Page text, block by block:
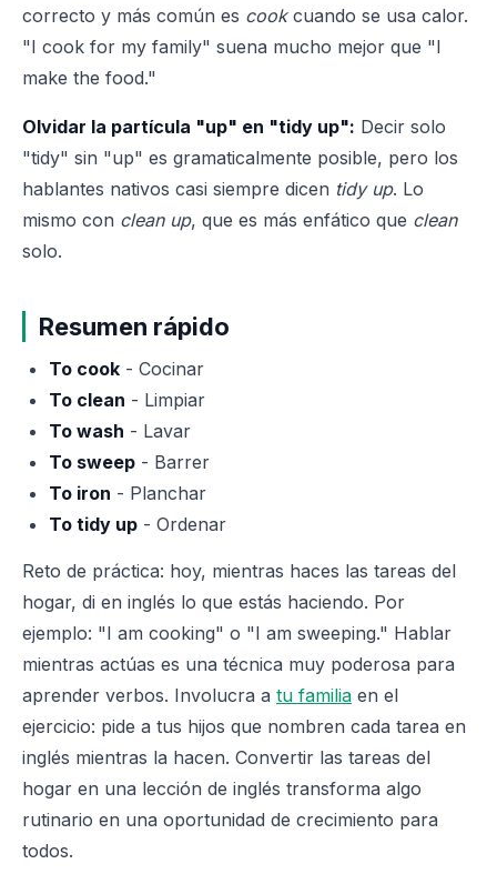
correcto y más común es cookcuando se usa calor.
"I cook for my family" suena mucho mejor que "I
make the food."
Olvidar la partícula "up" en "tidy up": Decir solo
"tidy" sin "up" es gramaticalmente posible, pero los
hablantes nativos casi siempre dicen tidy up. Lo
mismo con clean up, que es más enfático que clean
solo.
Resumen rápido
To cook - Cocinar
To clean - Limpiar
To wash - Lavar
To sweep - Barrer
To iron - Planchar
To tidy up - Ordenar
Reto de práctica: hoy, mientras haces las tareas del
hogar, di en inglés lo que estás haciendo. Por
ejemplo: "I am cooking" o "I am sweeping." Hablar
mientras actúas es una técnica muy poderosa para
aprender verbos. Involucra a tu familia en el
ejercicio: pide a tus hijos que nombren cada tarea en
inglés mientras la hacen. Convertir las tareas del
hogar en una lección de inglés transforma algo
rutinario en una oportunidad de crecimiento para
todos.